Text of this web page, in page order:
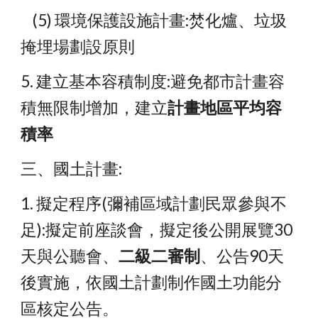
掩埋場劃設原則
5. 建立基本容積制度:避免都市計畫容
積無限制增加，建立計畫地區平均容
積率
三、國土計畫:
1. 擬定程序(彌補區域計劃民眾參與不
足):擬定前座談會，擬定後公開展覽30
天與公聽會、二級二審制 、公告90天
後實施，依國土計劃制作國土功能分
區核定公告。